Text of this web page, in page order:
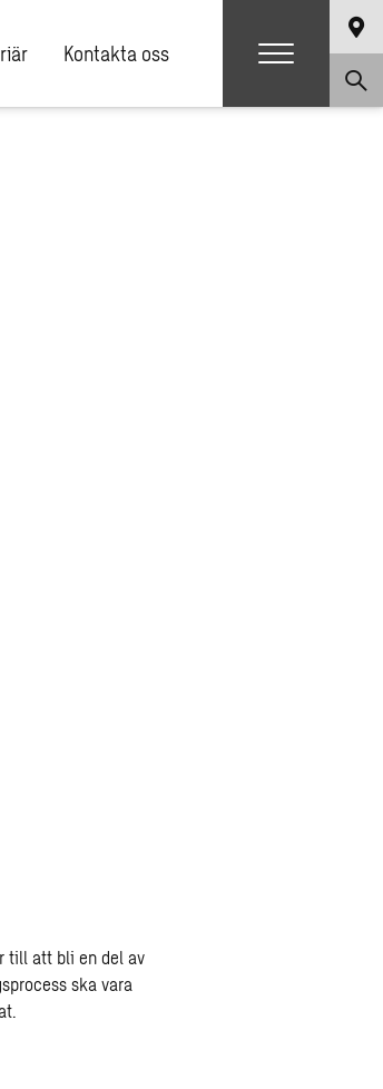
Kontakta oss
till att bli en del av
ska vara